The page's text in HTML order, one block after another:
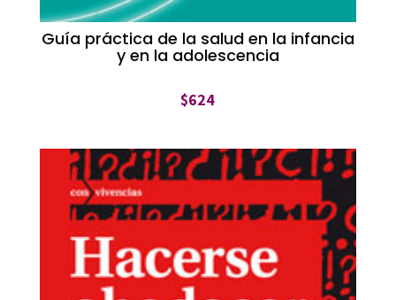
Guía práctica de la salud en la infancia
y en la adolescencia
$624